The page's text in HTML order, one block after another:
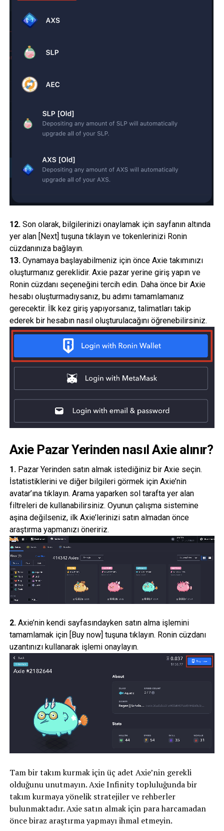
12.Son olarak, bilgilerinizi onaylamak için sayfanın altında
yer alan [Next] tuşuna tıklayın ve tokenlerinizi Ronin
cüzdanınıza bağlayın.
13.Oynamaya başlayabilmeniz için önce Axie takımınızı
oluşturmanız gereklidir. Axie pazar yerine giriş yapın ve
Ronin cüzdanı seçeneğini tercih edin. Daha önce bir Axie
hesabı oluşturmadıysanız, bu adımı tamamlamanız
gerecektir. İlk kez giriş yapıyorsanız, talimatları takip
ederek bir hesabın nasıl oluşturulacağını öğrenebilirsiniz.
Axie Pazar Yerinden nasıl Axie alınır?
1. Pazar Yerinden satın almak istediğiniz bir Axie seçin.
İstatistiklerini ve diğer bilgileri görmek için Axie’nin
avatar’ına tıklayın. Arama yaparken sol tarafta yer alan
filtreleri de kullanabilirsiniz. Oyunun çalışma sistemine
aşina değilseniz, ilk Axie’lerinizi satın almadan önce
araştırma yapmanızı öneririz.
2. Axie’nin kendi sayfasındayken satın alma işlemini
tamamlamak için [Buy now] tuşuna tıklayın. Ronin cüzdanı
uzantınızı kullanarak işlemi onaylayın.
Tam bir takım kurmak için üç adet Axie’nin gerekli
olduğunu unutmayın. Axie Infinity topluluğunda bir
takım kurmaya yönelik stratejiler ve rehberler
bulunmaktadır. Axie satın almak için para harcamadan
önce biraz araştırma yapmayı ihmal etmeyin.